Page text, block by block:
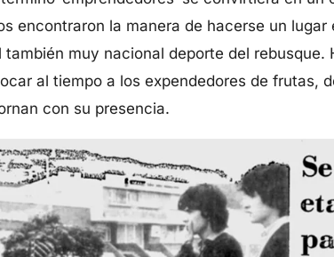
encontraron la manera de hacerse un lugar
muy nacional deporte del rebusque.
al tiempo a los expendedores de frutas,
con su presencia.